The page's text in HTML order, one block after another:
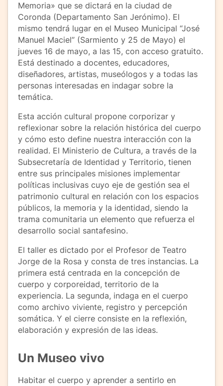
Memoria» que se dictará en la ciudad de
Coronda (Departamento San Jerónimo). El
mismo tendrá lugar en el Museo Municipal “José
Manuel Maciel” (Sarmiento y 25 de Mayo) el
jueves 16 de mayo, a las 15, con acceso gratuito.
Está destinado a docentes, educadores,
diseñadores, artistas, museólogos y a todas las
personas interesadas en indagar sobre la
temática.
Esta acción cultural propone corporizar y
reflexionar sobre la relación histórica del cuerpo
y cómo esto define nuestra interacción con la
realidad. El Ministerio de Cultura, a través de la
Subsecretaría de Identidad y Territorio, tienen
entre sus principales misiones implementar
políticas inclusivas cuyo eje de gestión sea el
patrimonio cultural en relación con los espacios
públicos, la memoria y la identidad, siendo la
trama comunitaria un elemento que refuerza el
desarrollo social santafesino.
El taller es dictado por el Profesor de Teatro
Jorge de la Rosa y consta de tres instancias. La
primera está centrada en la concepción de
cuerpo y corporeidad, territorio de la
experiencia. La segunda, indaga en el cuerpo
como archivo viviente, registro y percepción
somática. Y el cierre consiste en la reflexión,
elaboración y expresión de las ideas.
Un Museo vivo
Habitar el cuerpo y aprender a sentirlo en